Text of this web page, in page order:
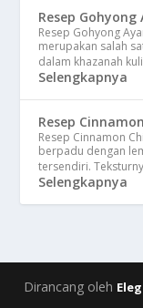
Resep Gohyong
Resep Gohyong
merupakan salah
dalam khazanah
Selengkapnya
Resep
Resep Cinnamon
berpadu dengan
tersendiri.
Selengkapnya
Dirancang oleh